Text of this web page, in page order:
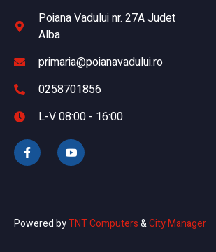
Poiana Vadului nr. 27A Judet
Alba
primaria@poianavadului.ro
0258701856
L-V 08:00 - 16:00
Powered byTNT Computers&City Manager